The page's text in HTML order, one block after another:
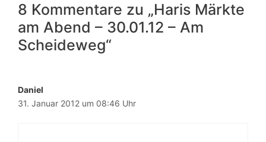
8 Kommentare zu „Haris Märkte
am Abend – 30.01.12 – Am
Scheideweg“
Daniel
31. Januar 2012 um 08:46 Uhr